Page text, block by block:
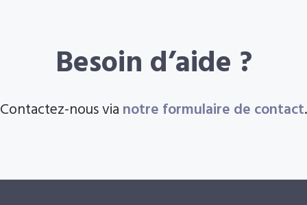
Besoin d’aide ?
Contactez-nous via notre formulaire de contact.